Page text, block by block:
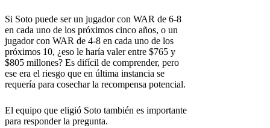
Si Soto puede ser un jugador con WAR de 6-8
en cada uno de los próximos cinco años, o un
jugador con WAR de 4-8 en cada uno de los
próximos 10, ¿eso le haría valer entre $765 y
$805 millones? Es difícil de comprender, pero
ese era el riesgo que en última instancia se
requería para cosechar la recompensa potencial.
El equipo que eligió Soto también es importante
para responder la pregunta.